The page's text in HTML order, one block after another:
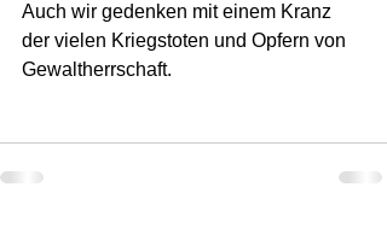
Auch wir gedenken mit einem Kranz
der vielen Kriegstoten und Opfern von
Gewaltherrschaft.